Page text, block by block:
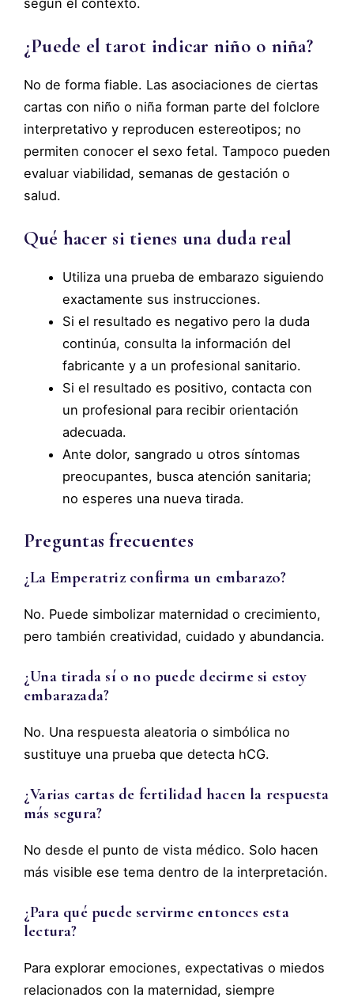
según el contexto.
¿Puede el tarot indicar niño o niña?
No de forma fiable. Las asociaciones de ciertas
cartas con niño o niña forman parte del folclore
interpretativo y reproducen estereotipos; no
permiten conocer el sexo fetal. Tampoco pueden
evaluar viabilidad, semanas de gestación o
salud.
Qué hacer si tienes una duda real
Utiliza una prueba de embarazo siguiendo
exactamente sus instrucciones.
Si el resultado es negativo pero la duda
continúa, consulta la información del
fabricante y a un profesional sanitario.
Si el resultado es positivo, contacta con
un profesional para recibir orientación
adecuada.
Ante dolor, sangrado u otros síntomas
preocupantes, busca atención sanitaria;
no esperes una nueva tirada.
Preguntas frecuentes
¿La Emperatriz confirma un embarazo?
No. Puede simbolizar maternidad o crecimiento,
pero también creatividad, cuidado y abundancia.
¿Una tirada sí o no puede decirme si estoy
embarazada?
No. Una respuesta aleatoria o simbólica no
sustituye una prueba que detecta hCG.
¿Varias cartas de fertilidad hacen la respuesta
más segura?
No desde el punto de vista médico. Solo hacen
más visible ese tema dentro de la interpretación.
¿Para qué puede servirme entonces esta
lectura?
Para explorar emociones, expectativas o miedos
relacionados con la maternidad, siempre